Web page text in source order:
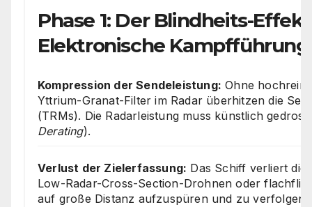
Phase 1: Der Blindheits-
Elektronische
Kompression der Sendeleistung: Ohne
Yttrium-Granat-Filter im Radar überhitzen die
(TRMs). Die Radarleistung muss künstlich
Derating).
Verlust der Zielerfassung: Das Schiff verliert die
Low-Radar-Cross-Section-Drohnen oder
auf große Distanz aufzuspüren und zu verfolgen.